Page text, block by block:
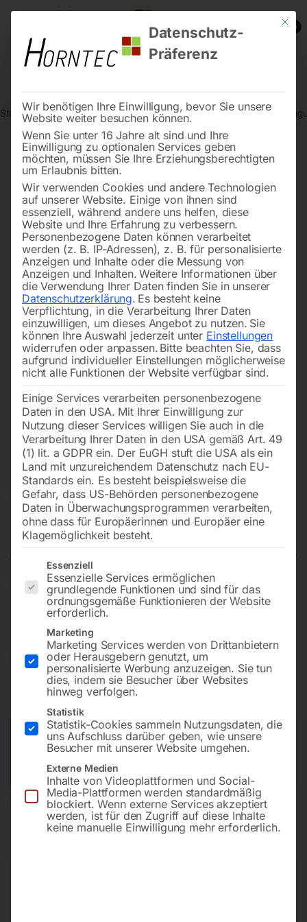
0
Start Stadtmobiliar Verkehrszeichen nach StVO
Fahrbahnverengung – beidseitig
Verkehrszeichen flach, Folientyp 3
Seitenlänge – 700 mm
85,20
inkl. MwSt. zzgl.Versandkosten
ca. 3 – 5 Werktage
Versandkosten Standard (Österreich):€15,00
Bitte beachten Sie: Die Versandkosten gelten für Österreich.
Andere Länder können abweichen.
In den Warenkorb
Mit
Datenschutz-
Präferenz
Wir benötigen Ihre Einwilligung, bevor Sie unsere
Website weiter besuchen können.
Wenn Sie unter 16 Jahre alt sind und Ihre
Einwilligung zu optionalen Services geben
möchten, müssen Sie Ihre Erziehungsberechtigten
um Erlaubnis bitten.
Wir verwenden Cookies und andere Technologien
auf unserer Website. Einige von ihnen sind
essenziell, während andere uns helfen, diese
Website und Ihre Erfahrung zu verbessern.
Personenbezogene Daten können verarbeitet
werden (z. B. IP-Adressen), z. B. für personalisierte
Anzeigen und Inhalte oder die Messung von
Anzeigen und Inhalten. Weitere Informationen über
die Verwendung Ihrer Daten finden Sie in unserer
Datenschutzerklärung. Es besteht keine
Verpflichtung, in die Verarbeitung Ihrer Daten
einzuwilligen, um dieses Angebot zu nutzen. Sie
können Ihre Auswahl jederzeit unter Einstellungen
widerrufen oder anpassen. Bitte beachten Sie, dass
aufgrund individueller Einstellungen möglicherweise
nicht alle Funktionen der Website verfügbar sind.
Einige Services verarbeiten personenbezogene
Daten in den USA. Mit Ihrer Einwilligung zur
Nutzung dieser Services willigen Sie auch in die
Verarbeitung Ihrer Daten in den USA gemäß Art. 49
(1) lit. a GDPR ein. Der EuGH stuft die USA als ein
Land mit unzureichendem Datenschutz nach EU-
Standards ein. Es besteht beispielsweise die
Gefahr, dass US-Behörden personenbezogene
Daten in Überwachungsprogrammen verarbeiten,
ohne dass für Europäerinnen und Europäer eine
Klagemöglichkeit besteht.
Es folgt eine Liste der Service-Gruppen, für die eine
Essenziell
Essenzielle Services ermöglichen
grundlegende Funktionen und sind für das
ordnungsgemäße Funktionieren der Website
erforderlich.
Marketing
Marketing Services werden von Drittanbietern
oder Herausgebern genutzt, um
personalisierte Werbung anzuzeigen. Sie tun
dies, indem sie Besucher über Websites
hinweg verfolgen.
Statistik
Statistik-Cookies sammeln Nutzungsdaten, die
uns Aufschluss darüber geben, wie unsere
Besucher mit unserer Website umgehen.
Externe Medien
Inhalte von Videoplattformen und Social-
Media-Plattformen werden standardmäßig
blockiert. Wenn externe Services akzeptiert
werden, ist für den Zugriff auf diese Inhalte
keine manuelle Einwilligung mehr erforderlich.